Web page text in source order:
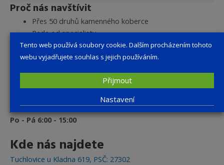
Proč nás navštívit
Přes 50 druhů kamenného koberce
Rada od specialisty
Otevírací doba
duben – listopad
prosinec – březen
Po - Pá 6:00 - 15:00
Kde nás najdete
Tuchlovice u Kladna 619, PSČ: 27302
Tento web používá soubory cookie. Dalším procházením tohoto
webu vyjadřujete souhlas s jejich používáním.
Nastavení
Přijmout